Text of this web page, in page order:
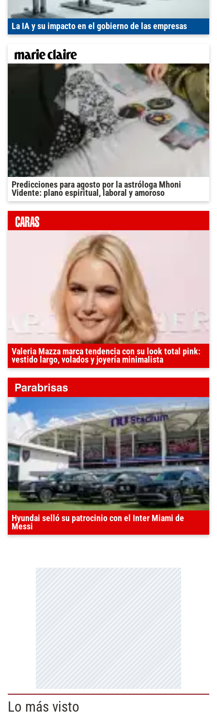
La IA y su impacto en el gobierno de las empresas
Predicciones para agosto por la astróloga Mhoni
Vidente: plano espiritual, laboral y amoroso
Valeria Mazza marca tendencia con su look total pink:
vestido largo, volados y joyería minimalista
Hyundai selló su patrocinio con el Inter Miami de
Messi
Lo más visto